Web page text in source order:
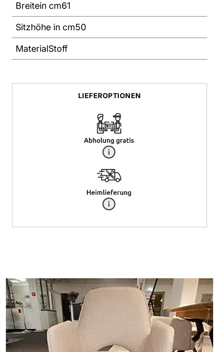
Breitein cm61
Sitzhöhe in cm50
MaterialStoff
LIEFEROPTIONEN